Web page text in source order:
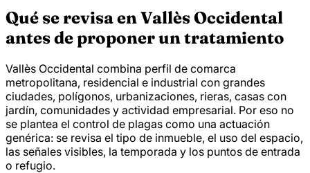
Qué se revisa en Vallès Occidental
antes de proponer un tratamiento
Vallès Occidental combina perfil de comarca
metropolitana, residencial e industrial con grandes
ciudades, polígonos, urbanizaciones, rieras, casas con
jardín, comunidades y actividad empresarial. Por eso no
se plantea el control de plagas como una actuación
genérica: se revisa el tipo de inmueble, el uso del espacio,
las señales visibles, la temporada y los puntos de entrada
o refugio.